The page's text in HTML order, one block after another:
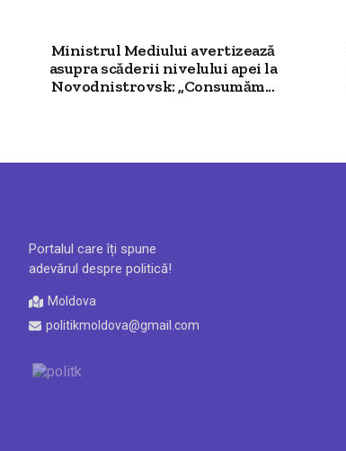
Ministrul Mediului avertizează
asupra scăderii nivelului apei la
Novodnistrovsk: „Consumăm...
Portalul care îți spune
adevărul despre politică!
Moldova
politikmoldova@gmail.com